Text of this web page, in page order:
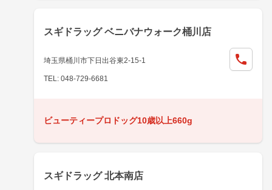
スギドラッグ ベニバナウォーク桶川店
埼玉県桶川市下日出谷東2-15-1
TEL: 048-729-6681
ビューティープロドッグ10歳以上660g
スギドラッグ 北本南店